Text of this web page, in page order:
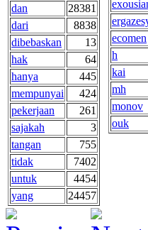
dan
28381
dari
8838
dibebaskan
13
hak
64
hanya
445
mempunyai
424
pekerjaan
261
sajakah
3
tangan
755
tidak
7402
untuk
4454
yang
24457
ecomen
h
kai
mh
monov
ouk